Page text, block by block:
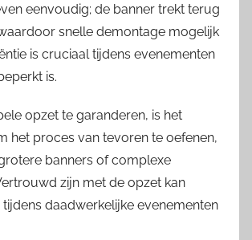
eenvoudig; de banner trekt terug
snelle demontage mogelijk
is cruciaal tijdens evenementen
is.
opzet te garanderen, is het
het proces van tevoren te oefenen,
banners of complexe
zijn met de opzet kan
daadwerkelijke evenementen